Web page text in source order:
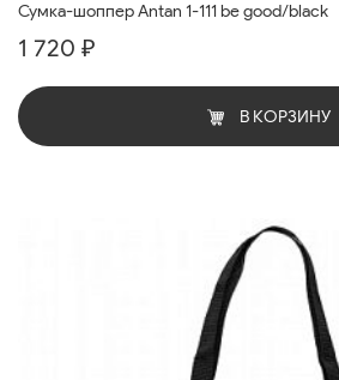
Сумка-шоппер Antan 1-111 be good/black
1 720 ₽
В КОРЗИНУ